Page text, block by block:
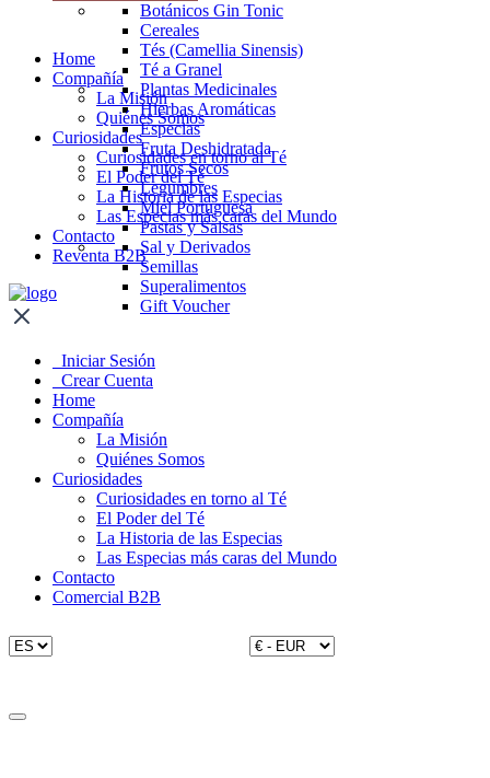
Botánicos Gin Tonic
Cereales
Tés (Camellia Sinensis)
Té a Granel
Plantas Medicinales
Hierbas Aromáticas
Especias
Fruta Deshidratada
Frutos Secos
Legumbres
Miel Portuguesa
Pastas y Salsas
Sal y Derivados
Semillas
Superalimentos
Gift Voucher
Home
Compañía
La Misión
Quiénes Somos
Curiosidades
Curiosidades en torno al Té
El Poder del Té
La Historia de las Especias
Las Especias más caras del Mundo
Contacto
Reventa B2B
Iniciar Sesión
Crear Cuenta
Home
Compañía
La Misión
Quiénes Somos
Curiosidades
Curiosidades en torno al Té
El Poder del Té
La Historia de las Especias
Las Especias más caras del Mundo
Contacto
Comercial B2B